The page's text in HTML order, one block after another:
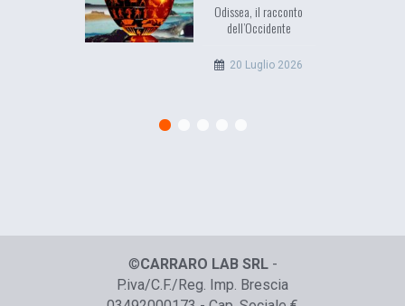
Odissea, il racconto
dell’Occidente
20 Luglio 2026
©CARRARO LAB SRL-
P.iva/C.F./Reg. Imp. Brescia